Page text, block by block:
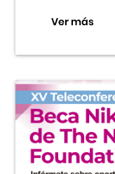
Ver más